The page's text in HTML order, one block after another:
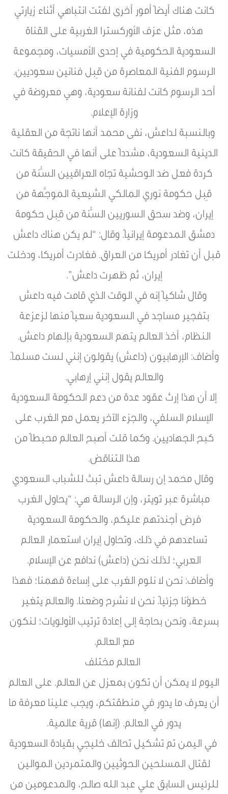
كانت هناك أيضاً أمور أخرى لفتت انتباهي أثناء زيارتي
هذه، مثل عزف الأوركسترا الغربية على القناة
السعودية الحكومية في إحدى الأمسيات، ومجموعة
الرسوم الفنية المعاصرة من قِبل فنانين سعوديين.
أحد الرسوم كانت لفنانة سعودية، وهي معروضة في
وزارة الإعلام.
وبالنسبة لداعش، نفى محمد أنها ناتجة من العقلية
الدينية السعودية، مشدداً على أنها في الحقيقة كانت
كردة فعل ضد الوحشية تجاه العراقيين السُّنة من
قِبل حكومة نوري المالكي الشيعية الموجَّهة من
إيران، وضد سحق السوريين السُّنة من قِبل حكومة
دمشق المدعومة إيرانياً. وقال: “لم يكن هناك داعش
قبل أن تغادر أمريكا من العراق. فغادرت أمريكا، ودخلت
إيران، ثم ظهرت داعش”.
وقال شاكياً إنه في الوقت الذي قامت فيه داعش
بتفجير مساجد في السعودية سعياً منها لزعزعة
النظام، أخذ العالم يتهم السعودية بإلهام داعش.
وأضاف: الإرهابيون (داعش) يقولون إنني لست مسلماً.
والعالم يقول إنني إرهابي.
إلا أن هذا إرث عقود عدة من دعم الحكومة السعودية
الإسلام السلفي، والجزء الآخر يعمل مع الغرب على
كبح الجهاديين. وكما قلت أصبح العالم محبطاً من
هذا التناقض.
وقال محمد إن رسالة داعش تبث للشباب السعودي
مباشرة عبر تويتر، وإن الرسالة هي: “يحاول الغرب
فرض أجندتهم عليكم، والحكومة السعودية
تساعدهم في ذلك، وتحاول إيران استعمار العالم
العربي؛ لذلك نحن (داعش) ندافع عن الإسلام.
وأضاف: نحن لا نلوم الغرب على إساءة فهمنا؛ فهذا
خطؤنا جزئياً. نحن لا نشرح وضعنا. والعالم يتغير
بسرعة، ونحن بحاجة إلى إعادة ترتيب الأولويات؛ لنكون
مع العالم.
العالم مختلف
اليوم لا يمكن أن تكون بمعزل عن العالم. على العالم
أن يعرف ما يدور في منطقتكم، ويجب علينا معرفة ما
يدور في العالم. (إنها) قرية عالمية.
في اليمن تم تشكيل تحالف خليجي بقيادة السعودية
لقتال المسلحين الحوثيين والمتمردين الموالين
للرئيس السابق علي عبد الله صالح، والمدعومين من